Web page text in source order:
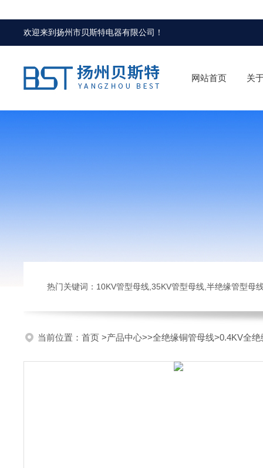
欢迎来到扬州市贝斯特电器有限公司 ！
网站首页 关
热门关键词：10KV管型母线,35KV管型母线,半绝缘管型母
当前位置： 首页 >产品中心>>全绝缘铜管母线>0.4KV全